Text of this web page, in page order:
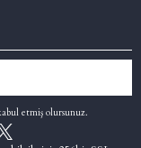
etmiş olursunuz.